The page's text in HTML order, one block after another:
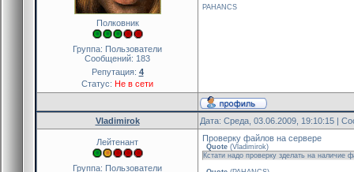
Полковник
Группа: Пользователи
Сообщений: 183
Репутация: 4
Статус: Не в сети
PAHANCS
Vladimirok Дата: Среда, 03.06.2009, 19:10:15 |
Лейтенант
Группа: Пользователи
Проверку файлов на сервере
Quote (Vladimirok)
Кстати надо проверку зделать на наличие